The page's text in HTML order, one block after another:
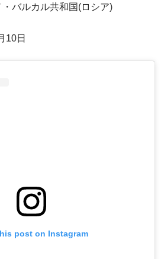
・バルカル共和国(ロシア)
10日
post on Instagram